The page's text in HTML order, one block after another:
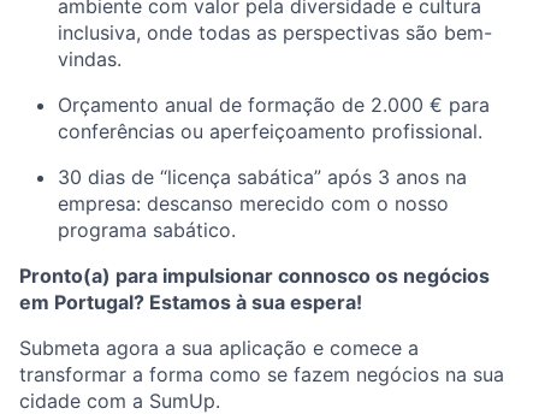
ambiente com valor pela diversidade e cultura
inclusiva, onde todas as perspectivas são bem-
vindas.
Orçamento anual de formação de 2.000 € para
conferências ou aperfeiçoamento profissional.
30 dias de “licença sabática” após 3 anos na
empresa: descanso merecido com o nosso
programa sabático.
Pronto(a) para impulsionar connosco os negócios
em Portugal? Estamos à sua espera!
Submeta agora a sua aplicação e comece a
transformar a forma como se fazem negócios na sua
cidade com a SumUp.